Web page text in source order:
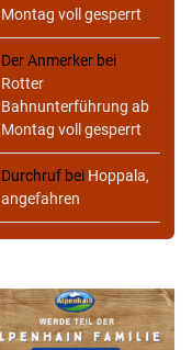
Montag voll gesperrt
Der Anmerker bei
Rotter
Bahnunterführung ab
Montag voll gesperrt
Durchruf bei Hoppala,
angefahren